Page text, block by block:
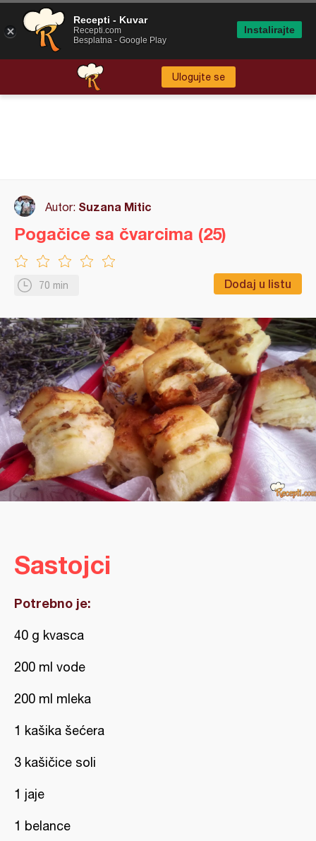
Ulogujte se
Autor: Suzana Mitic
70 min Dodaj u listu
Pogačice sa čvarcima (25)
Sastojci
Potrebno je:
40 g kvasca
200 ml vode
200 ml mleka
1 kašika šećera
3 kašičice soli
1 jaje
1 belance
Recepti - Kuvar
Recepti.com
Besplatna - Google Play
Instalirajte